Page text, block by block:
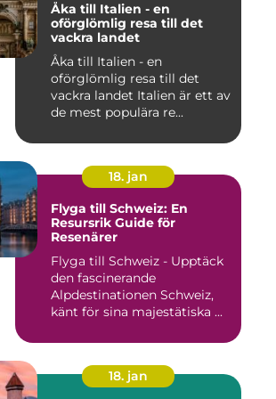
Åka till Italien - en
oförglömlig resa till det
vackra landet
Åka till Italien - en
oförglömlig resa till det
vackra landet Italien är ett av
de mest populära re...
18. jan
Flyga till Schweiz: En
Resursrik Guide för
Resenärer
Flyga till Schweiz - Upptäck
den fascinerande
Alpdestinationen Schweiz,
känt för sina majestätiska ...
18. jan